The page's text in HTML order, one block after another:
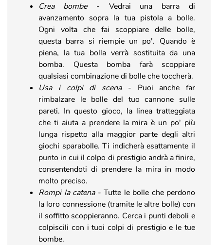
Crea bombe- Vedrai una barra di
avanzamento sopra la tua pistola a bolle.
Ogni volta che fai scoppiare delle bolle,
questa barra si riempie un po'. Quando è
piena, la tua bolla verrà sostituita da una
bomba. Questa bomba farà scoppiare
qualsiasi combinazione di bolle che toccherà.
Usa i colpi di scena- Puoi anche far
rimbalzare le bolle del tuo cannone sulle
pareti. In questo gioco, la linea tratteggiata
che ti aiuta a prendere la mira è un po' più
lunga rispetto alla maggior parte degli altri
giochi sparabolle. Ti indicherà esattamente il
punto in cui il colpo di prestigio andrà a finire,
consentendoti di prendere la mira in modo
molto preciso.
Rompi la catena- Tutte le bolle che perdono
la loro connessione (tramite le altre bolle) con
il soffitto scoppieranno. Cerca i punti deboli e
colpiscili con i tuoi colpi di prestigio e le tue
bombe.